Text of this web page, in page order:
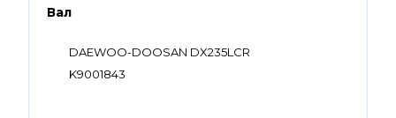
Вал
DAEWOO-DOOSAN DX235LCR
K9001843